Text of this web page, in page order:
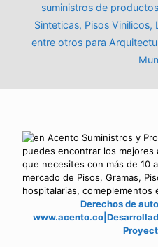
suministros de
Sinteticas, Pisos Vinilicos,
entre otros para
Derechos de